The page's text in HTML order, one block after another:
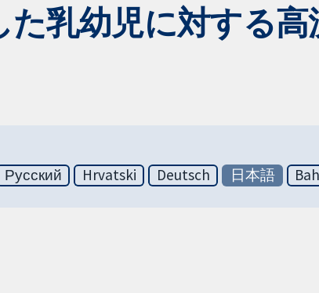
乳幼児に対する
Русский Hrvatski Deutsch 日本語